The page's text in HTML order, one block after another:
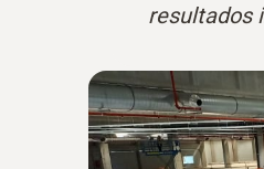
resultados